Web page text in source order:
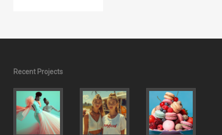
Recent Projects